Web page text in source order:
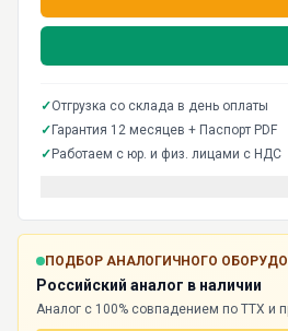
✓Отгрузка со склада в день оплаты
✓ Гарантия 12 месяцев + Паспорт PDF
✓ Работаем с юр. и физ. лицами с НДС
ПОДБОР АНАЛОГИЧНОГО
Российский аналог в наличии
Аналог с 100% совпадением по ТТХ и